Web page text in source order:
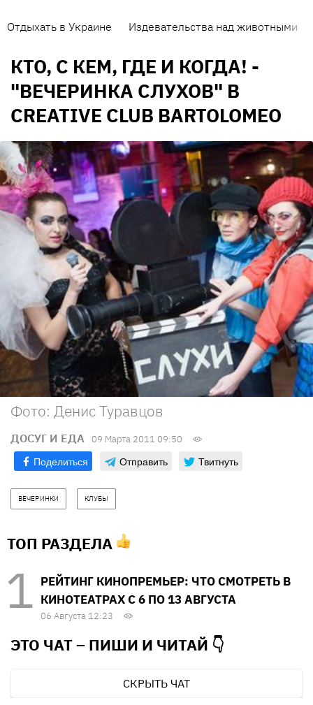
Отдыхать в Украине Издевательства над животными
КТО, С КЕМ, ГДЕ И КОГДА! -
"ВЕЧЕРИНКА СЛУХОВ" В
CREATIVE CLUB BARTOLOMEO
Фото: Денис Туравцов
ДОСУГ И ЕДА 09 Марта 2011 09:50
Поделиться Отправить Твитнуть
ВЕЧЕРИНКИ КЛУБЫ
ТОП РАЗДЕЛА
РЕЙТИНГ КИНОПРЕМЬЕР: ЧТО СМОТРЕТЬ В
КИНОТЕАТРАХ С 6 ПО 13 АВГУСТА
06 Августа 12:23
ЭТО ЧАТ – ПИШИ И ЧИТАЙ 👇
СКРЫТЬ ЧАТ